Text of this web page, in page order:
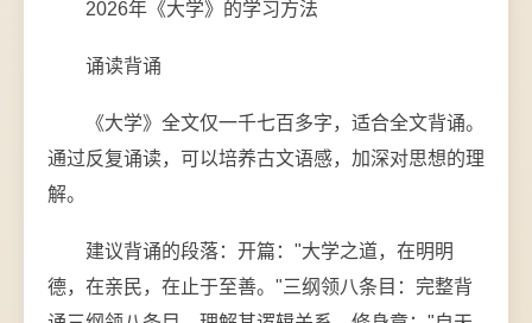
2026年《大学》的学习方法
诵读背诵
《大学》全文仅一千七百多字，适合全文背诵。
通过反复诵读，可以培养古文语感，加深对思想的理
解。
建议背诵的段落：开篇："大学之道，在明明
德，在亲民，在止于至善。"三纲领八条目：完整背